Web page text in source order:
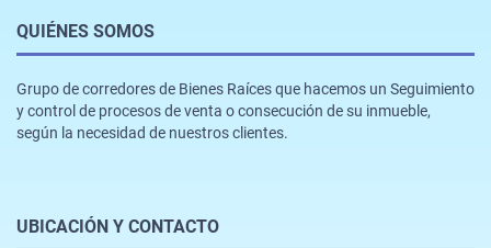
QUIÉNES SOMOS
Grupo de corredores de Bienes Raíces que hacemos un Seguimiento
y control de procesos de venta o consecución de su inmueble,
según la necesidad de nuestros clientes.
UBICACIÓN Y CONTACTO